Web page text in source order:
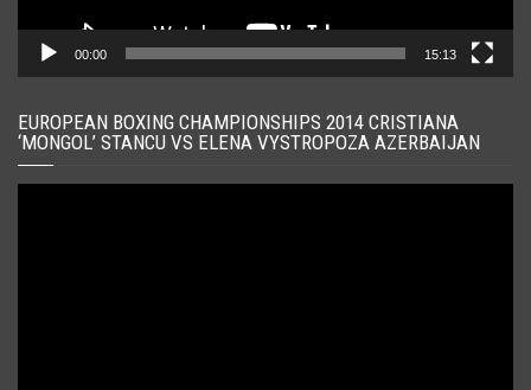
00:00 15:13
EUROPEAN BOXING CHAMPIONSHIPS 2014 CRISTIANA
‘MONGOL’ STANCU VS ELENA VYSTROPOZA AZERBAIJAN